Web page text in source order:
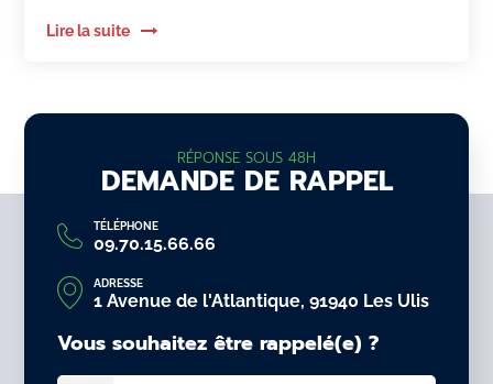
Lire la suite
RÉPONSE SOUS 48H
DEMANDE DE RAPPEL
TÉLÉPHONE
09.70.15.66.66
ADRESSE
1 Avenue de l'Atlantique, 91940 Les Ulis
Vous souhaitez être rappelé(e) ?